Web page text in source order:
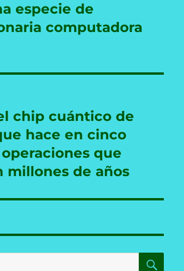
especie de
computadora
chip cuántico de
hace en cinco
que
millones de años